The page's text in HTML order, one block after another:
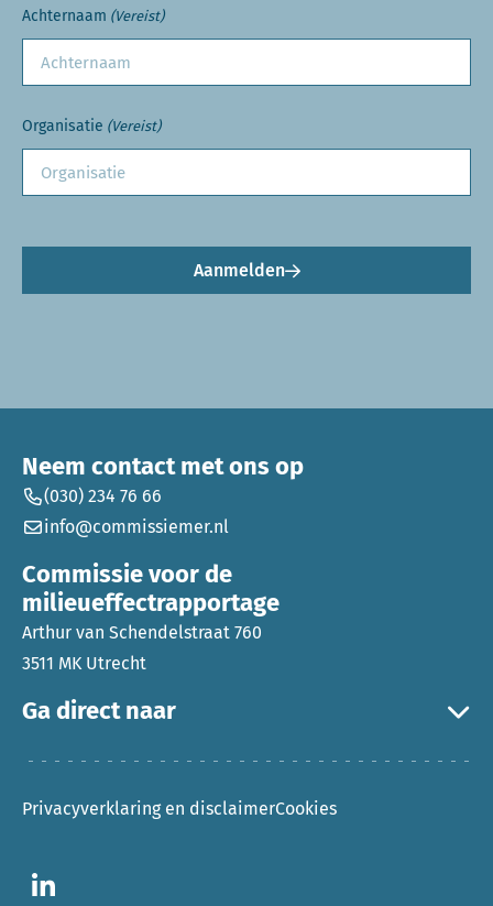
Achternaam (Vereist)
Organisatie (Vereist)
Aanmelden
Ga direct naar
Neem contact met ons op
(030) 234 76 66
info@commissiemer.nl
Commissie voor de
milieueffectrapportage
Arthur van Schendelstraat 760
3511 MK Utrecht
Privacyverklaring en disclaimerCookies
Ga naar LinkedIn